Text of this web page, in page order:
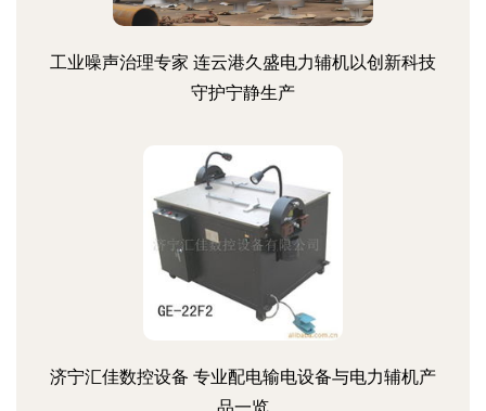
工业噪声治理专家 连云港久盛电力辅机以创新科技
守护宁静生产
济宁汇佳数控设备 专业配电输电设备与电力辅机产